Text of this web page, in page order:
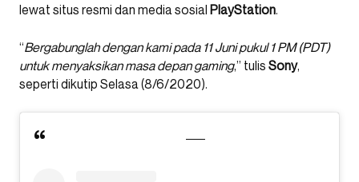
lewat situs resmi dan media sosial PlayStation.
“Bergabunglah dengan kami pada 11 Juni pukul 1 PM (PDT)
untuk menyaksikan masa depan gaming,” tulis Sony,
seperti dikutip Selasa (8/6/2020).